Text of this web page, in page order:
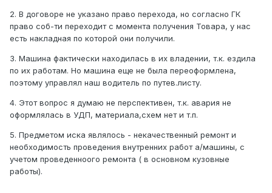
2. В договоре не указано право перехода, но согласно ГК
право соб-ти переходит с момента получения Товара, у нас
есть накладная по которой они получили.
3. Машина фактически находилась в их владении, т.к. ездила
по их работам. Но машина еще не была переоформлена,
поэтому управлял наш водитель по путев.листу.
4. Этот вопрос я думаю не перспективен, т.к. авария не
оформлялась в УДП, материала,схем нет и т.п.
5. Предметом иска являлось - некачественный ремонт и
необходимость проведения внутренних работ а/машины, с
учетом проведенноого ремонта ( в основном кузовные
работы).